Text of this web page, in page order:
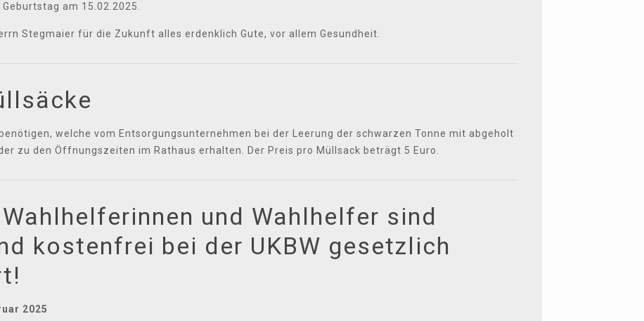
am 15.02.2025.
Stegmaier für die Zukunft alles erdenklich Gute, vor allem Gesundheit.
welche vom Entsorgungsunternehmen bei der Leerung der schwarzen Tonne mit abgeholt
zu den Öffnungszeiten im Rathaus erhalten. Der Preis pro Müllsack beträgt 5 Euro.
und Wahlhelfer sind
kostenfrei bei der UKBW gesetzlich
2025